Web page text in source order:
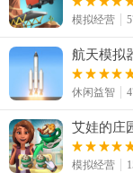
模拟经营
航天模拟
休闲益智
艾娃的庄
模拟经营